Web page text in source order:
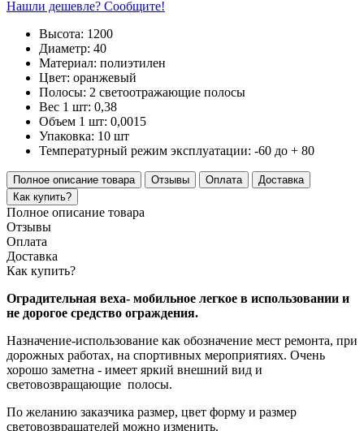
Нашли дешевле? Сообщите!
Высота: 1200
Диаметр: 40
Материал: полиэтилен
Цвет: оранжевый
Полосы: 2 светоотражающие полосы
Вес 1 шт: 0,38
Объем 1 шт: 0,0015
Упаковка: 10 шт
Температурный режим эксплуатации: -60 до + 80
Полное описание товара Отзывы Оплата
Доставка
Как купить?
Полное описание товара
Отзывы
Оплата
Доставка
Как купить?
Оградительная веха- мобильное легкое в использовании и
не дорогое средство ограждения.
Назначение-использование как обозначение мест ремонта, при
дорожных работах, на спортивных мероприятиях. Очень
хорошо заметна - имеет яркий внешний вид и
световозвращающие полосы.
По желанию заказчика размер, цвет форму и размер
световозвращателей можно изменить.